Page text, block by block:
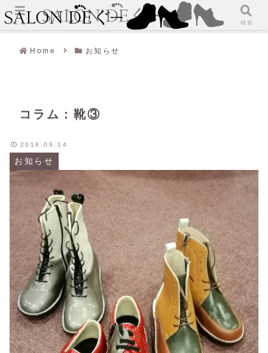
Home お知らせ
コラム：靴③
お知らせ
2018.09.14
メニュー 検索